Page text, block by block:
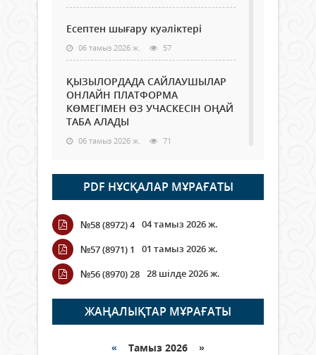
Есептен шығару куәліктері
06 тамыз 2026 ж. 57
ҚЫЗЫЛОРДАДА САЙЛАУШЫЛАР
ОНЛАЙН ПЛАТФОРМА
КӨМЕГІМЕН ӨЗ УЧАСКЕСІН ОҢАЙ
ТАБА АЛАДЫ
06 тамыз 2026 ж. 71
Open Air: Қызылорда облысы
полиция департаменті 20
мыңнан астам көрерменнің
қауіпсіздігін қамтамасыз етті
06 тамыз 2026 ж.
Wi-Fi ҚАБЫРҒА АРҚЫЛЫ ҚАЛАЙ
ӨТЕДІ?
06 тамыз 2026 ж. 252
граждане Казахстана,
PDF НҰСҚАЛАР МҰРАҒАТЫ
№58 (8972) 4 04 тамыз 2026 ж.
№57 (8971) 1
01 тамыз 2026 ж.
№56 (8970) 28 28 шілде 2026 ж.
ЖАҢАЛЫҚТАР МҰРАҒАТЫ
« Тамыз 2026 »